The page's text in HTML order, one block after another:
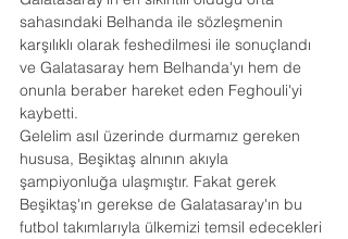
sahasındaki Belhanda ile sözleşmenin
karşılıklı olarak feshedilmesi ile sonuçlandı
ve Galatasaray hem Belhanda'yı hem de
onunla beraber hareket eden Feghouli'yi
kaybetti.
Gelelim asıl üzerinde durmamız gereken
hususa, Beşiktaş alnının akıyla
şampiyonluğa ulaşmıştır. Fakat gerek
Beşiktaş'ın gerekse de Galatasaray'ın bu
futbol takımlarıyla ülkemizi temsil edecekleri